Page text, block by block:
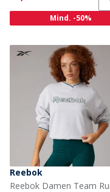
Mind. -50%
Reebok